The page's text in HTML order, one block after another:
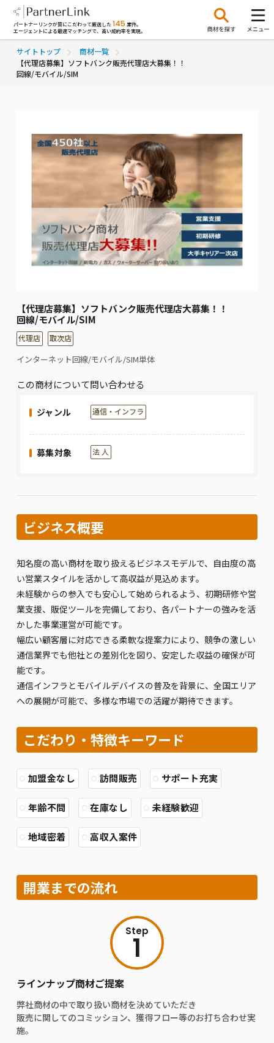
パートナーリンクが質にこだわって厳選した 145 案件。
エージェントによる最適マッチングで、高い成約率を実現。
サイトトップ
商材一覧
【代理店募集】ソフトバンク販売代理店大募集！！
回線/モバイル/SIM
【代理店募集】ソフトバンク販売代理店大募集！！
回線/モバイル/SIM
代理店 取次店
インターネット回線/モバイル/SIM単体
この商材について問い合わせる
ジャンル 通信・インフラ
募集対象 法 人
ビジネス概要
知名度の高い商材を取り扱えるビジネスモデルで、自由度の高
い営業スタイルを活かして高収益が見込めます。
未経験からの参入でも安心して始められるよう、初期研修や営
業支援、販促ツールを完備しており、各パートナーの強みを活
かした事業運営が可能です。
幅広い顧客層に対応できる柔軟な提案力により、競争の激しい
通信業界でも他社との差別化を図り、安定した収益の確保が可
能です。
通信インフラとモバイルデバイスの普及を背景に、全国エリア
への展開が可能で、多様な市場での活躍が期待できます。
こだわり・特徴キーワード
加盟金なし 訪問販売 サポート充実
年齢不問 在庫なし 未経験歓迎
地域密着 高収入案件
開業までの流れ
Step
1
ラインナップ商材ご提案
弊社商材の中で取り扱い商材を決めていただき
販売に関してのコミッション、獲得フロー等のお打ち合わせ実
施。